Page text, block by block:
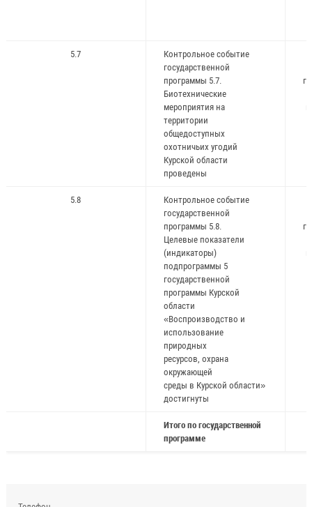
5.7
Контрольное событие
государственной
программы 5.7.
Биотехнические
мероприятия на
территории
общедоступных
охотничьих угодий
Курской области
проведены
5.8
Контрольное событие
государственной
программы 5.8.
Целевые показатели
(индикаторы)
подпрограммы 5
государственной
программы Курской
области
«Воспроизводство и
использование
природных
ресурсов, охрана
окружающей
среды в Курской области»
достигнуты
Итого по государственной
программе